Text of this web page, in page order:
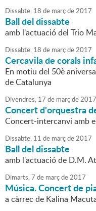
Dissabte, 18 de marçde2017
Ball del dissabte
amb l'actuació del Trio
Dissabte, 18 de marçde2017
Cercavila de corals
En motiu del 50è
de Catalunya
Divendres, 17 de marçde2017
Concert d'orquestra
Concert-intercanvi amb
Dissabte, 11 de marçde2017
Ball del dissabte
amb l'actuació de D.M.
Dimarts,7 de marçde2017
Música. Concert de
a càrrec de Kalina